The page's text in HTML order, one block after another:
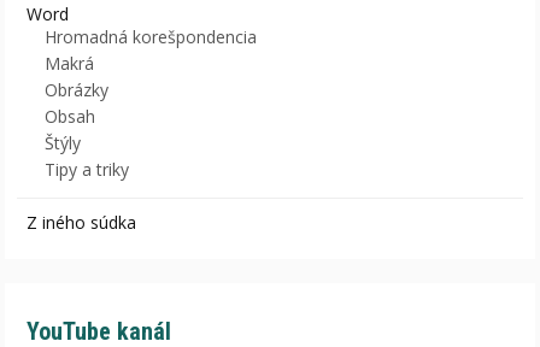
Word
Hromadná korešpondencia
Makrá
Obrázky
Obsah
Štýly
Tipy a triky
Z iného súdka
YouTube kanál